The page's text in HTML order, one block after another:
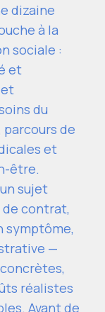
dizaine
à la
sociale :
et
du
de
et
être.
sujet
contrat,
symptôme,
—
réalistes
Avant de